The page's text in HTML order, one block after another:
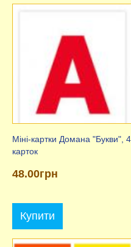
Міні-картки Домана "Букви",
карток
48.00грн
Купити